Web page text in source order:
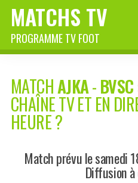
MATCHS TV
PROGRAMME TV FOOT
MATCHAJKA-BVSC
CHAÎNE TV ET EN
HEURE ?
Match prévu le samedi
Diffusion